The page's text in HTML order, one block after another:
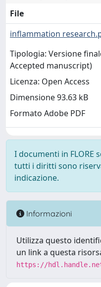
File
inflammation
Tipologia: Versione
Accepted manuscript)
Licenza: Open Access
Dimensione 93.63 kB
Formato Adobe PDF
I documenti in
tutti i diritti sono
indicazione.
Informazioni
Utilizza questo
un link a questa
https://